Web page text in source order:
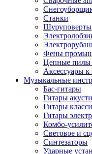
Станки
Шуруповерты
Фены
Цепные пилы
Аксессуары
Музыкальные
Бас-гитары
Гитары
Гитары
Гитары
Комбо-
Световое и
Синтезаторы
Ударные